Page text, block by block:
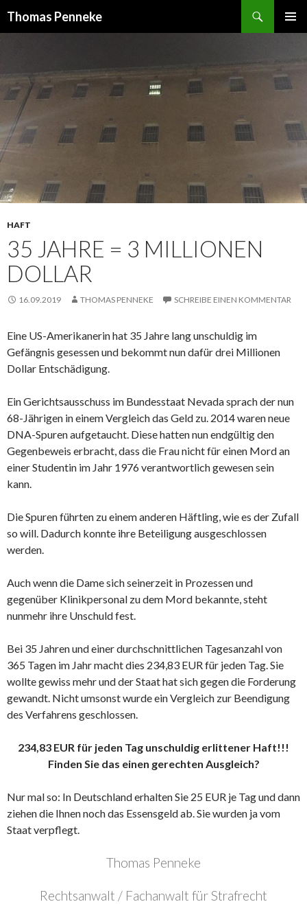
Thomas Penneke
HAFT
35 JAHRE = 3 MILLIONEN
DOLLAR
16.09.2019 THOMAS PENNEKE SCHREIBE EINEN KOMMENTAR
Eine US-Amerikanerin hat 35 Jahre lang unschuldig im
Gefängnis gesessen und bekommt nun dafür drei Millionen
Dollar Entschädigung.
Ein Gerichtsausschuss im Bundesstaat Nevada sprach der nun
68-Jährigen in einem Vergleich das Geld zu. 2014 waren neue
DNA-Spuren aufgetaucht. Diese hatten nun endgültig den
Gegenbeweis erbracht, dass die Frau nicht für einen Mord an
einer Studentin im Jahr 1976 verantwortlich gewesen sein
kann.
Die Spuren führten zu einem anderen Häftling, wie es der Zufall
so will. Dadurch konnte ihre Beteiligung ausgeschlossen
werden.
Auch wenn die Dame sich seinerzeit in Prozessen und
gegenüber Klinikpersonal zu dem Mord bekannte, steht
nunmehr ihre Unschuld fest.
Bei 35 Jahren und einer durchschnittlichen Tagesanzahl von
365 Tagen im Jahr macht dies 234,83 EUR für jeden Tag. Sie
wollte gewiss mehr und der Staat hat sich gegen die Forderung
gewandt. Nicht umsonst wurde ein Vergleich zur Beendigung
des Verfahrens geschlossen.
234,83 EUR für jeden Tag unschuldig erlittener Haft!!!
Finden Sie das einen gerechten Ausgleich?
Nur mal so: In Deutschland erhalten Sie 25 EUR je Tag und dann
ziehen die Ihnen noch das Essensgeld ab. Sie wurden ja vom
Staat verpflegt.
Thomas Penneke
Rechtsanwalt / Fachanwalt für Strafrecht